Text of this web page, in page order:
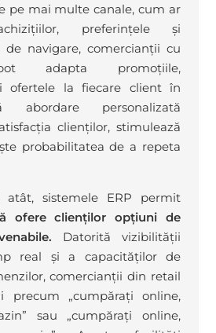
pe mai multe canale, cum ar
preferințele și
navigare, comercianții cu
adapta promoțiile,
ofertele la fiecare client în
abordare personalizată
clienților, stimulează
probabilitatea de a repeta
sistemele ERP permit
ofere clienților opțiuni de
Datorită vizibilității
real și a capacităților de
comercianții din retail
precum „cumpărați online,
sau „cumpărați online,